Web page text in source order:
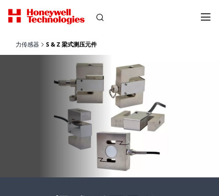
力传感器 S & Z 梁式测压元件